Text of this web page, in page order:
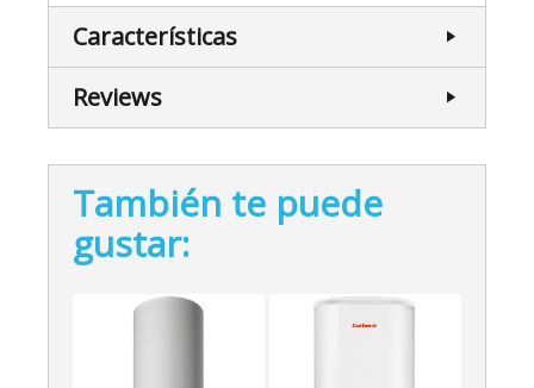
Características
Reviews
También te puede
gustar: